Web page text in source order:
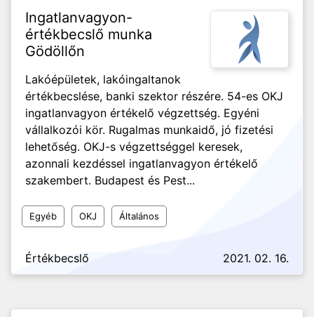
Ingatlanvagyon-
értékbecslő munka
Gödöllőn
Lakóépületek, lakóingaltanok
értékbecslése, banki szektor részére. 54-es OKJ
ingatlanvagyon értékelő végzettség. Egyéni
vállalkozói kör. Rugalmas munkaidő, jó fizetési
lehetőség. OKJ-s végzettséggel keresek,
azonnali kezdéssel ingatlanvagyon értékelő
szakembert. Budapest és Pest...
Egyéb OKJ Általános
Értékbecslő 2021. 02. 16.